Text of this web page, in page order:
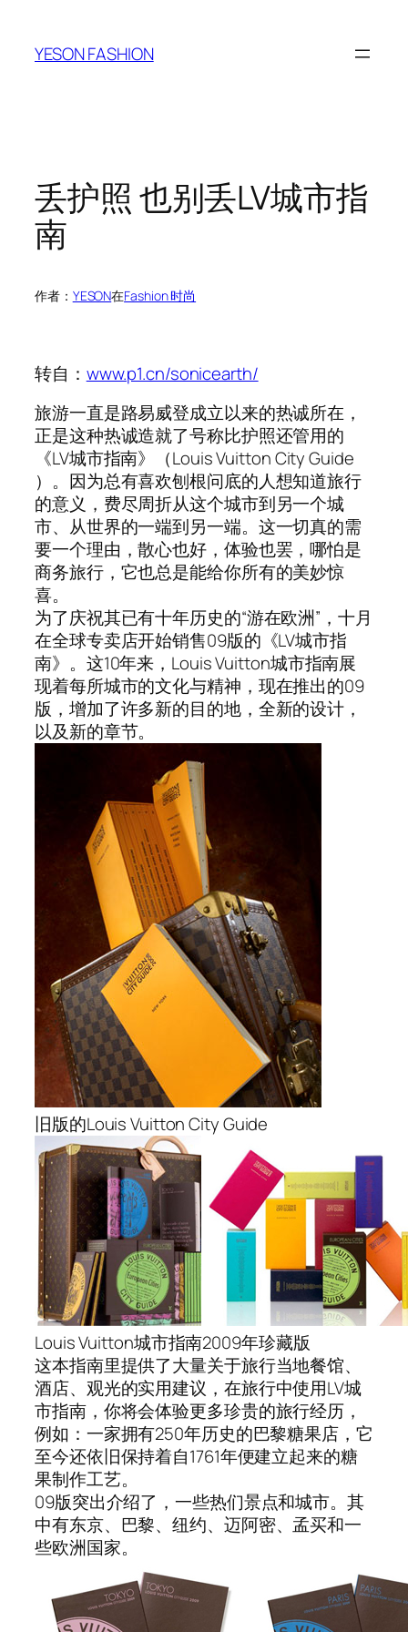
YESON FASHION
丢护照 也别丢LV城市指
南
作者： YESON在Fashion 时尚
转自： www.p1.cn/sonicearth/
旅游一直是路易威登成立以来的热诚所在，
正是这种热诚造就了号称比护照还管用的
《LV城市指南》（Louis Vuitton City Guide
）。因为总有喜欢刨根问底的人想知道旅行
的意义，费尽周折从这个城市到另一个城
市、从世界的一端到另一端。这一切真的需
要一个理由，散心也好，体验也罢，哪怕是
商务旅行，它也总是能给你所有的美妙惊
喜。
为了庆祝其已有十年历史的“游在欧洲”，十月
在全球专卖店开始销售09版的《LV城市指
南》。这10年来，Louis Vuitton城市指南展
现着每所城市的文化与精神，现在推出的09
版，增加了许多新的目的地，全新的设计，
以及新的章节。
旧版的Louis Vuitton City Guide
Louis Vuitton城市指南2009年珍藏版
这本指南里提供了大量关于旅行当地餐馆、
酒店、观光的实用建议，在旅行中使用LV城
市指南，你将会体验更多珍贵的旅行经历，
例如：一家拥有250年历史的巴黎糖果店，它
至今还依旧保持着自1761年便建立起来的糖
果制作工艺。
09版突出介绍了，一些热们景点和城市。其
中有东京、巴黎、纽约、迈阿密、孟买和一
些欧洲国家。